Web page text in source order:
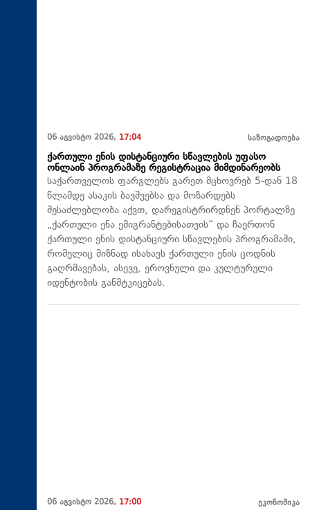
06 აგვისტო 2026, 17:04 საზოგადოება
ქართული ენის დისტანციური სწავლების უფასო
ონლაინ პროგრამაზე რეგისტრაცია მიმდინარეობს
საქართველოს ფარგლებს გარეთ მცხოვრებ 5-დან 18
წლამდე ასაკის ბავშვებსა და მოზარდებს
შესაძლებლობა აქვთ, დარეგისტრირდნენ პორტალზე
„ქართული ენა ემიგრანტებისათვის“ და ჩაერთონ
ქართული ენის დისტანციური სწავლების პროგრამაში,
რომელიც მიზნად ისახავს ქართული ენის ცოდნის
გაღრმავებას, ასევე, ეროვნული და კულტურული
იდენტობის განმტკიცებას.
06 აგვისტო 2026, 17:00 ეკონომიკა